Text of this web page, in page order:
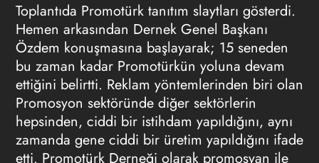
Toplantıda Promotürk tanıtım slaytları gösterdi.
Hemen arkasından Dernek Genel Başkanı
Özdem konuşmasına başlayarak; 15 seneden
bu zaman kadar Promotürkün yoluna devam
ettiğini belirtti. Reklam yöntemlerinden biri olan
Promosyon sektöründe diğer sektörlerin
hepsinden, ciddi bir istihdam yapıldığını, aynı
zamanda gene ciddi bir üretim yapıldığını ifade
etti. Promotürk Derneği olarak promosyan ile